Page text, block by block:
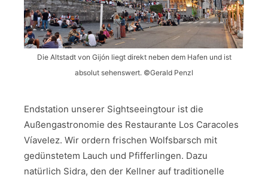
Die Altstadt von Gijón liegt direkt neben dem Hafen und ist
absolut sehenswert. ©Gerald Penzl
Endstation unserer Sightseeingtour ist die
Außengastronomie des Restaurante Los Caracoles
Víavelez. Wir ordern frischen Wolfsbarsch mit
gedünstetem Lauch und Pfifferlingen. Dazu
natürlich Sidra, den der Kellner auf traditionelle